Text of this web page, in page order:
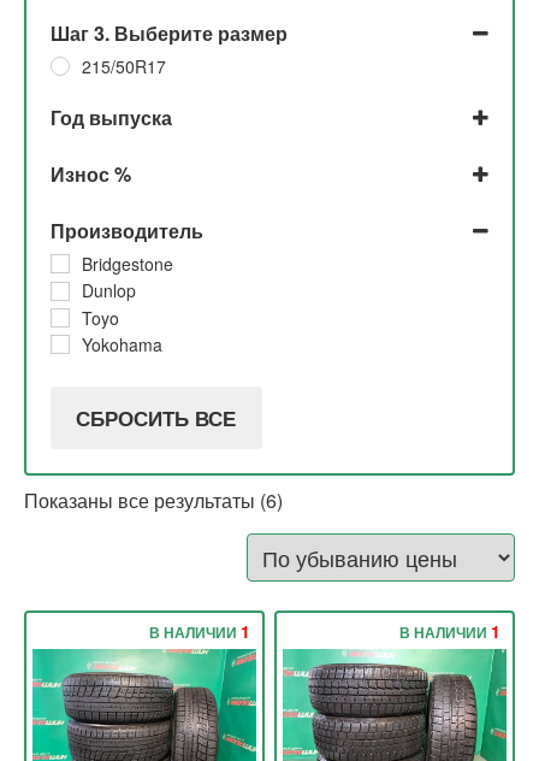
Шаг 3. Выберите размер
215/50R17
Год выпуска
2020
2018
2017
Износ %
5%
30%
Производитель
Bridgestone
Dunlop
Toyo
Yokohama
СБРОСИТЬ ВСЕ
Показаны все результаты (6)
В НАЛИЧИИ 1 В НАЛИЧИИ 1